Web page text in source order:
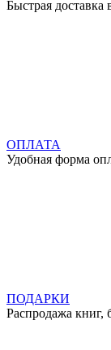
Быстрая
ОПЛАТА
Удобная форма
ПОДАРКИ
Распродажа книг,